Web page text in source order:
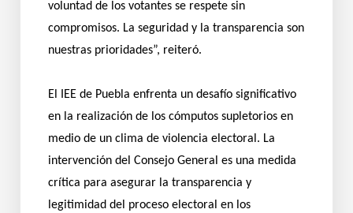
voluntad de los votantes se respete sin
compromisos. La seguridad y la transparencia son
nuestras prioridades”, reiteró.
El IEE de Puebla enfrenta un desafío significativo
en la realización de los cómputos supletorios en
medio de un clima de violencia electoral. La
intervención del Consejo General es una medida
crítica para asegurar la transparencia y
legitimidad del proceso electoral en los